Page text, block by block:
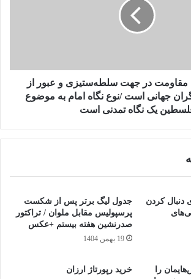
مقاومت در جهت سلطه‌ستیزی و عبور از
جهانی است /نوع نگاه امام به موضوع
یک نگاه تمدنی است
دنبال کردن
جدول لیگ برتر پس از شکست
پرسپولیس مقابل ملوان / تراکتور
صدرنشین هفته بیستم +عکس
19 بهمن 1404
را
خرید رپورتاژ ارزان